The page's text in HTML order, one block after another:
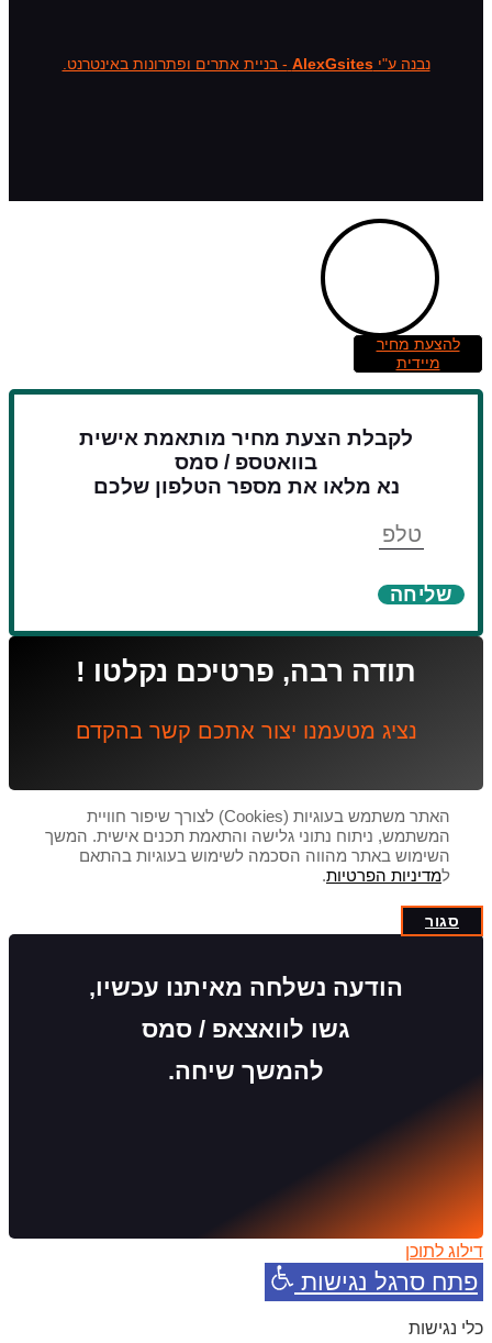
נבנה ע"יAlexGsites - בניית אתרים ופתרונות באינטרנט.
להצעת מחיר
מיידית
לקבלת הצעת מחיר מותאמת אישית
בוואטספ / סמס
נא מלאו את מספר הטלפון שלכם
שליחה
תודה רבה, פרטיכם נקלטו !
נציג מטעמנו יצור אתכם קשר בהקדם
האתר משתמש בעוגיות (Cookies) לצורך שיפור חוויית
המשתמש, ניתוח נתוני גלישה והתאמת תכנים אישית. המשך
השימוש באתר מהווה הסכמה לשימוש בעוגיות בהתאם
למדיניות הפרטיות.
סגור
הודעה נשלחה מאיתנו עכשיו,
גשו לוואצאפ / סמס
להמשך שיחה.
דילוג לתוכן
פתח סרגל נגישות
כלי נגישות